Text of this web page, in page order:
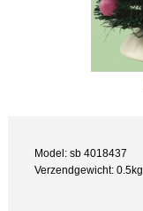
Model: sb 4018437
Verzendgewicht: 0.5kg